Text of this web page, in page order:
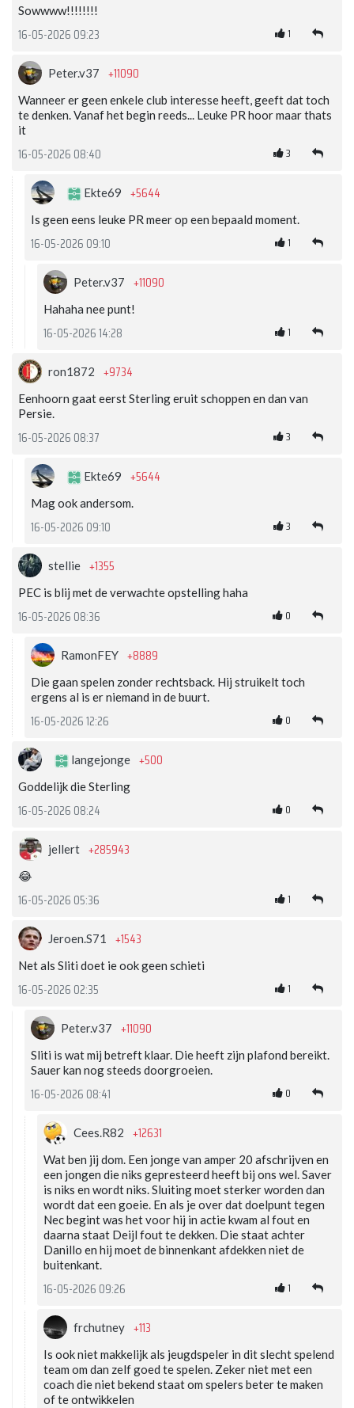
Sowwww!!!!!!!!
16-05-2026 09:23 1
Peter.v37 +11090
Wanneer er geen enkele club interesse heeft, geeft dat toch
te denken. Vanaf het begin reeds... Leuke PR hoor maar thats
it
16-05-2026 08:40 3
Ekte69 +5644
Is geen eens leuke PR meer op een bepaald moment.
16-05-2026 09:10 1
Peter.v37 +11090
Hahaha nee punt!
16-05-2026 14:28 1
ron1872 +9734
Eenhoorn gaat eerst Sterling eruit schoppen en dan van
Persie.
16-05-2026 08:37 3
Ekte69 +5644
Mag ook andersom.
16-05-2026 09:10 3
stellie +1355
PEC is blij met de verwachte opstelling haha
16-05-2026 08:36 0
RamonFEY +8889
Die gaan spelen zonder rechtsback. Hij struikelt toch
ergens al is er niemand in de buurt.
16-05-2026 12:26 0
langejonge +500
Goddelijk die Sterling
16-05-2026 08:24 0
jellert +285943
😂
16-05-2026 05:36 1
Jeroen.S71 +1543
Net als Sliti doet ie ook geen schieti
16-05-2026 02:35 1
Peter.v37 +11090
Sliti is wat mij betreft klaar. Die heeft zijn plafond bereikt.
Sauer kan nog steeds doorgroeien.
16-05-2026 08:41 0
Cees.R82 +12631
Wat ben jij dom. Een jonge van amper 20 afschrijven en
een jongen die niks gepresteerd heeft bij ons wel. Saver
is niks en wordt niks. Sluiting moet sterker worden dan
wordt dat een goeie. En als je over dat doelpunt tegen
Nec begint was het voor hij in actie kwam al fout en
daarna staat Deijl fout te dekken. Die staat achter
Danillo en hij moet de binnenkant afdekken niet de
buitenkant.
16-05-2026 09:26 1
frchutney +113
Is ook niet makkelijk als jeugdspeler in dit slecht spelend
team om dan zelf goed te spelen. Zeker niet met een
coach die niet bekend staat om spelers beter te maken
of te ontwikkelen